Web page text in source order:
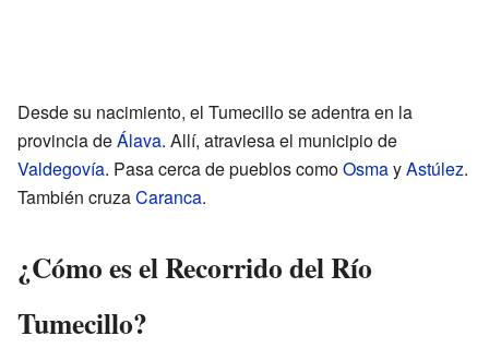
Desde su nacimiento, el Tumecillo se adentra en la
provincia deÁlava. Allí, atraviesa el municipio de
Valdegovía. Pasa cerca de pueblos comoOsmayAstúlez.
También cruzaCaranca.
¿Cómo es el Recorrido del Río
Tumecillo?